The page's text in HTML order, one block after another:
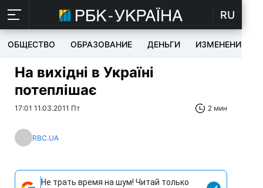
RU
ОБЩЕСТВО ОБРАЗОВАНИЕ ДЕНЬГИ ИЗМЕНЕНИЯ
На вихідні в Україні
потеплішає
17:01 11.03.2011 Пт 2 мин
RBC.UA
Не трать время на шум! Читай только